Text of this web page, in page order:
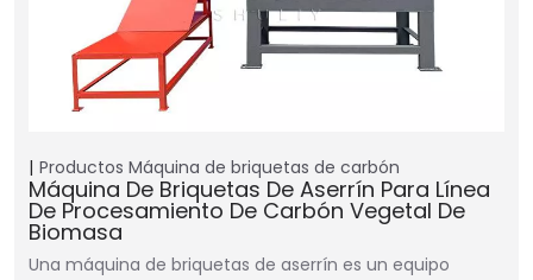
Productos Máquina de briquetas de carbón
Máquina De Briquetas De Aserrín Para Línea
De Procesamiento De Carbón Vegetal De
Biomasa
Una máquina de briquetas de aserrín es un equipo